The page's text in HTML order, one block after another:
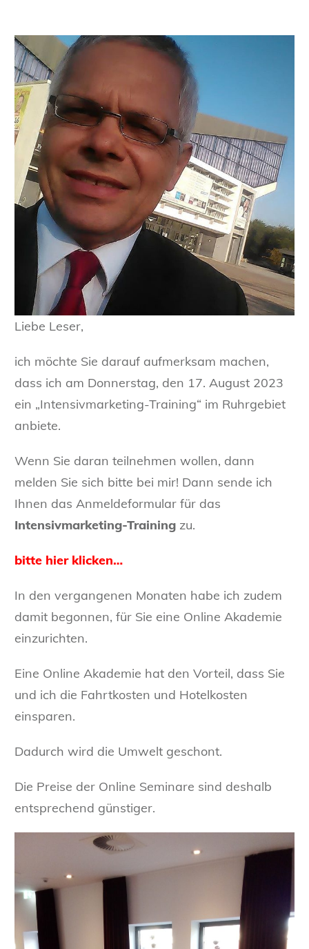
Liebe Leser,
ich möchte Sie darauf aufmerksam machen,
dass ich am Donnerstag, den 17. August 2023
ein „Intensivmarketing-Training“ im Ruhrgebiet
anbiete.
Wenn Sie daran teilnehmen wollen, dann
melden Sie sich bitte bei mir! Dann sende ich
Ihnen das Anmeldeformular für das
Intensivmarketing-Training zu.
bitte hier klicken…
In den vergangenen Monaten habe ich zudem
damit begonnen, für Sie eine Online Akademie
einzurichten.
Eine Online Akademie hat den Vorteil, dass Sie
und ich die Fahrtkosten und Hotelkosten
einsparen.
Dadurch wird die Umwelt geschont.
Die Preise der Online Seminare sind deshalb
entsprechend günstiger.